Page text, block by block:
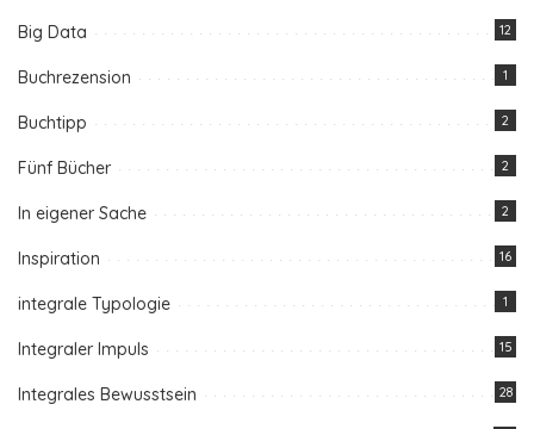
Big Data 12
Buchrezension 1
Buchtipp 2
Fünf Bücher 2
In eigener Sache 2
Inspiration 16
integrale Typologie 1
Integraler Impuls 15
Integrales Bewusstsein 28